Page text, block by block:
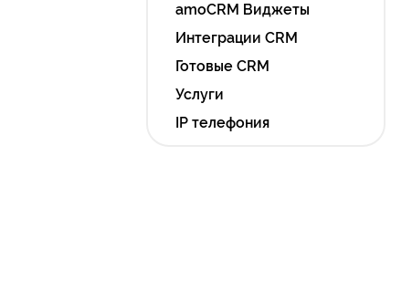
amoCRM Виджеты
Интеграции CRM
Готовые CRM
Услуги
IP телефония